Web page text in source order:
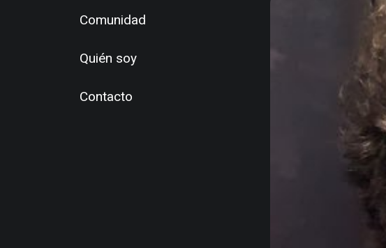
Comunidad
Quién soy
Contacto